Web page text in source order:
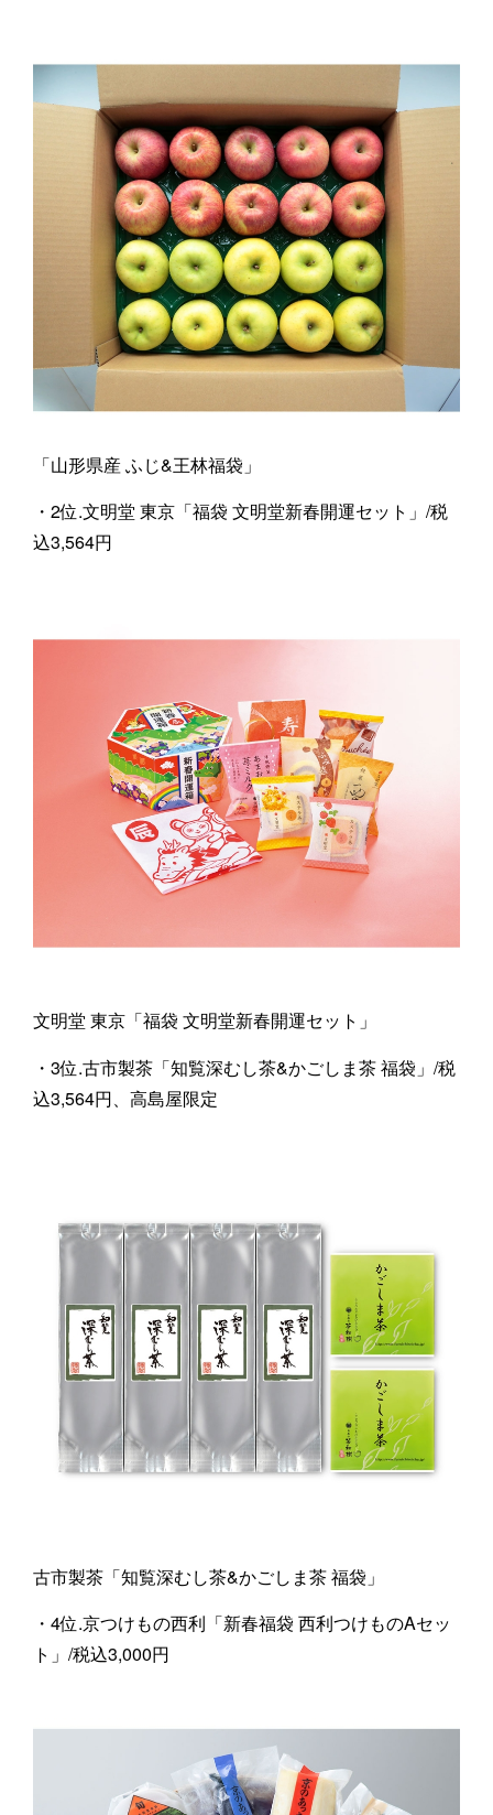
「山形県産 ふじ&王林福袋」
・2位.文明堂 東京「福袋 文明堂新春開運セット」/税
込3,564円
文明堂 東京「福袋 文明堂新春開運セット」
・3位.古市製茶「知覧深むし茶&かごしま茶 福袋」/税
込3,564円、高島屋限定
古市製茶「知覧深むし茶&かごしま茶 福袋」
・4位.京つけもの西利「新春福袋 西利つけものAセッ
ト」/税込3,000円